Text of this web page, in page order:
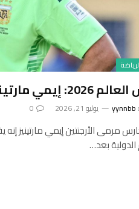
قد “تنحى” عن تمثيل الأرجنتين
yynnbb يوليو 21, 2026 0
مرمى الأرجنتين إيمي مارتينيز
بعد…